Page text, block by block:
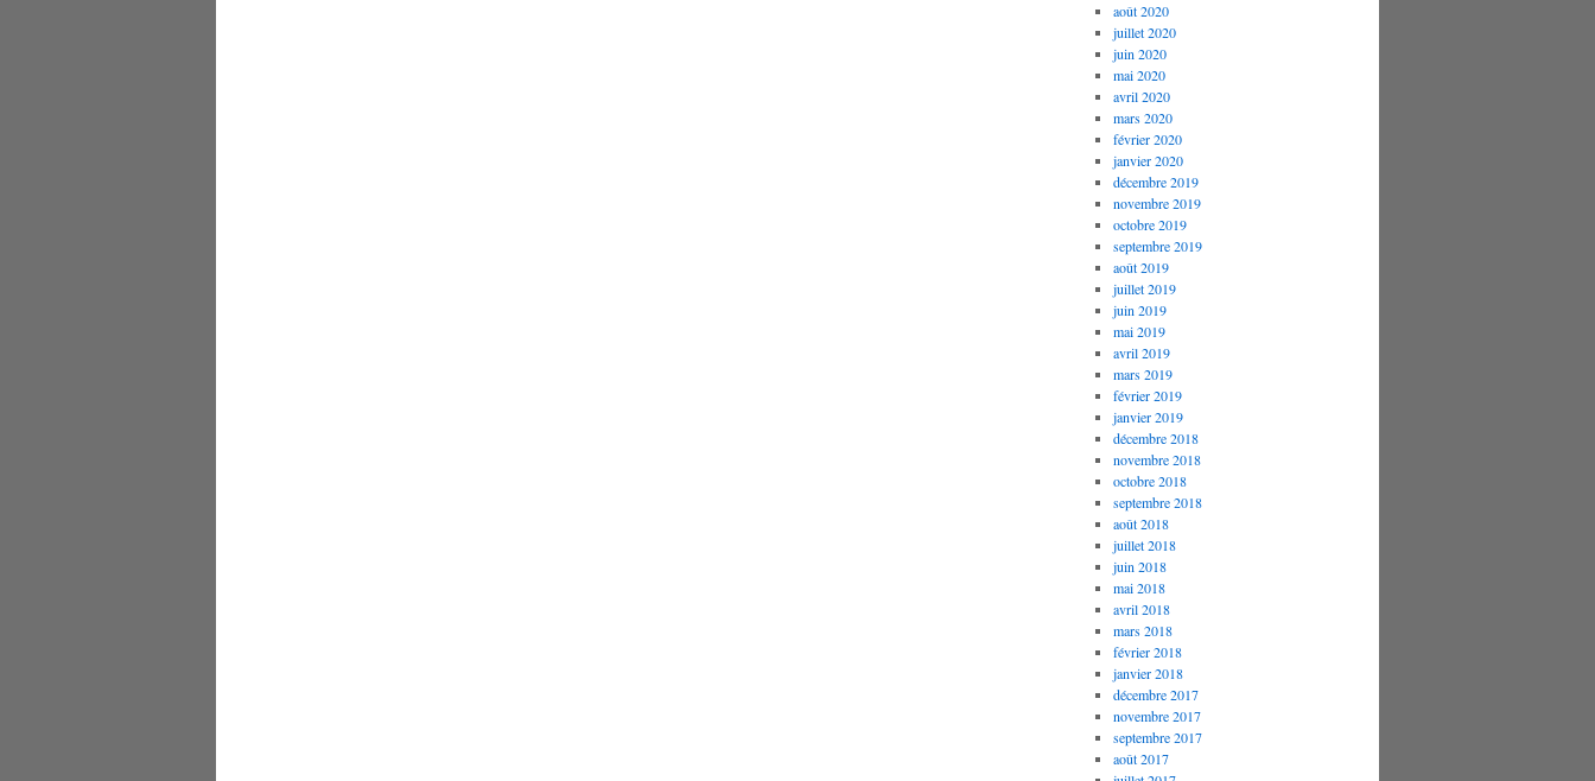
août 2020
juillet 2020
juin 2020
mai 2020
avril 2020
mars 2020
février 2020
janvier 2020
décembre 2019
novembre 2019
octobre 2019
septembre 2019
août 2019
juillet 2019
juin 2019
mai 2019
avril 2019
mars 2019
février 2019
janvier 2019
décembre 2018
novembre 2018
octobre 2018
septembre 2018
août 2018
juillet 2018
juin 2018
mai 2018
avril 2018
mars 2018
février 2018
janvier 2018
décembre 2017
novembre 2017
septembre 2017
août 2017